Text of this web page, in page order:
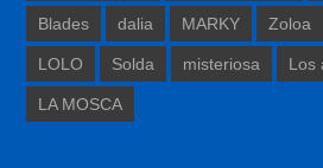
Blades dalia MARKY Zoloa
LOLO Solda misteriosa Los
LA MOSCA